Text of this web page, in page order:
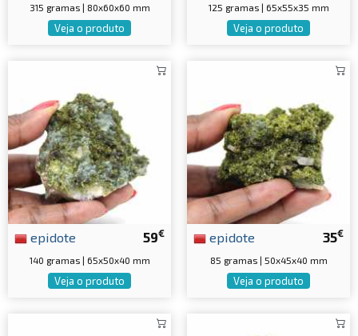
315 gramas | 80x60x60 mm
Veja o produto
125 gramas | 65x55x35 mm
Veja o produto
59€
epidote
140 gramas | 65x50x40 mm
Veja o produto
35€
epidote
85 gramas | 50x45x40 mm
Veja o produto